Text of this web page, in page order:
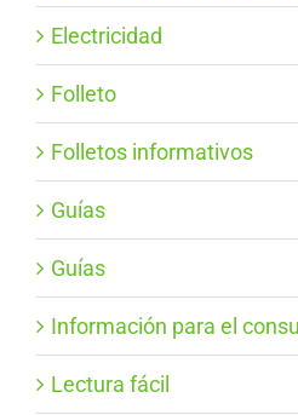
Electricidad
Folleto
Folletos informativos
Guías
Guías
Información para el
Lectura fácil